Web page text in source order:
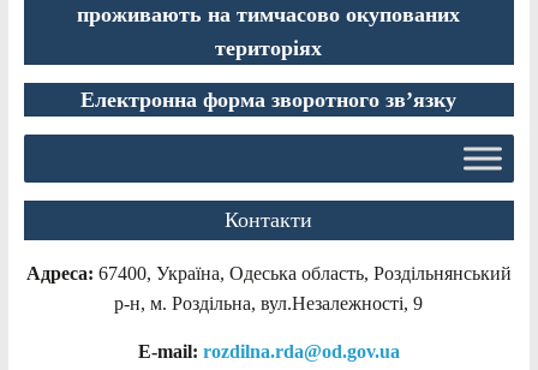
проживають на тимчасово окупованих
територіях
Електронна форма зворотного зв’язку
Контакти
Адреса: 67400, Україна, Одеська область, Роздільнянський
р-н, м. Роздільна, вул.Незалежності, 9
E-mail: rozdilna.rda@od.gov.ua